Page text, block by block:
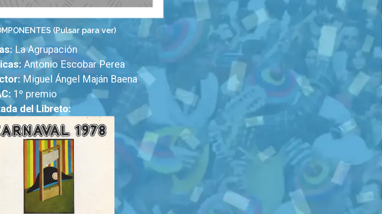
(Pulsar para ver)
La Agrupación
Antonio Escobar Perea
Miguel Ángel Maján Baena
1º premio
del Libreto: